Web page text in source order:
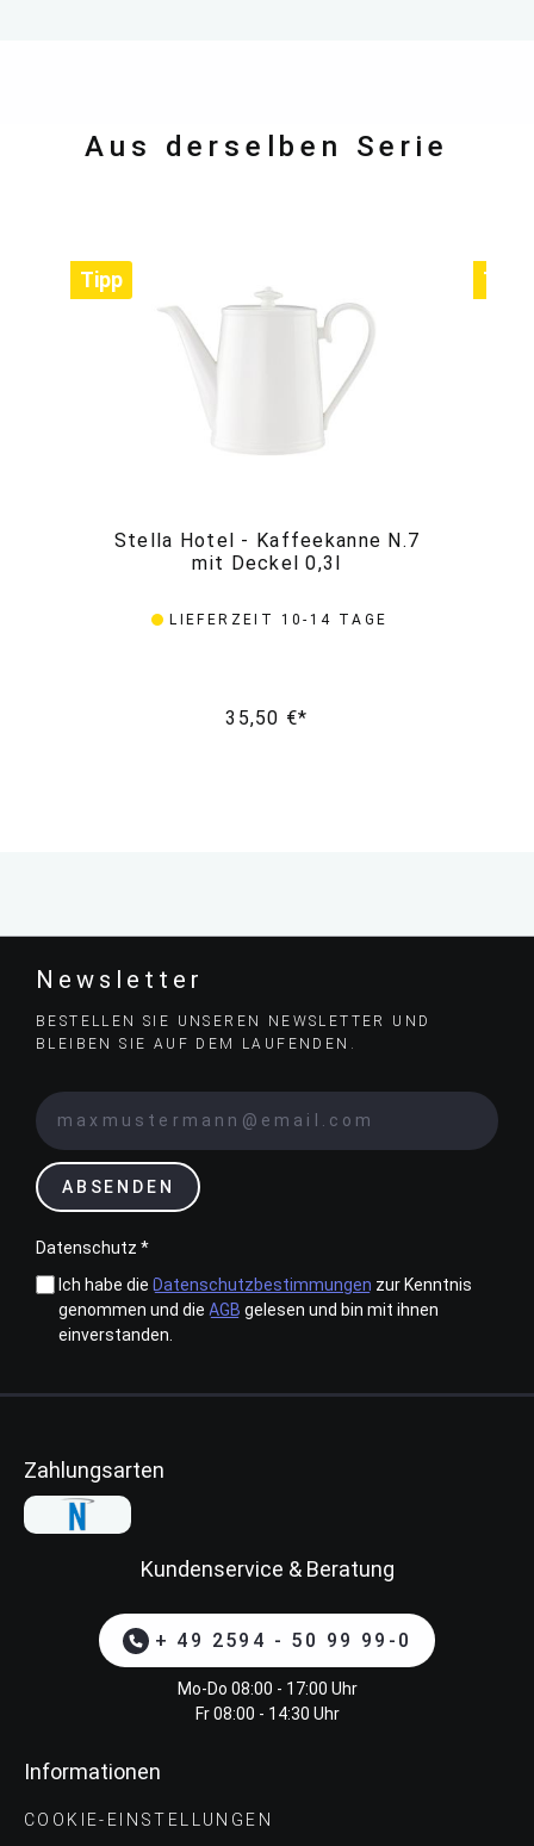
Aus derselben Serie
Tipp
Stella Hotel - Kaffeekanne N.7
mit Deckel 0,3l
LIEFERZEIT 10-14 TAGE
35,50 €*
Tipp
Newsletter
BESTELLEN SIE UNSEREN NEWSLETTER UND
BLEIBEN SIE AUF DEM LAUFENDEN.
ABSENDEN
Datenschutz *
Ich habe die Datenschutzbestimmungen zur Kenntnis
genommen und die AGB gelesen und bin mit ihnen
einverstanden.
Zahlungsarten
Kundenservice & Beratung
+ 49 2594 - 50 99 99-0
Mo-Do 08:00 - 17:00 Uhr
Fr 08:00 - 14:30 Uhr
Informationen
COOKIE-EINSTELLUNGEN